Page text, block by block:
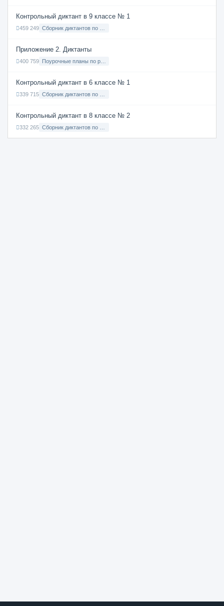
Контрольный диктант в 9 классе № 1
459 249
Приложение 2. Диктанты
400 759
Контрольный диктант в 6 классе № 1
339 715
Контрольный диктант в 8 классе № 2
332 265